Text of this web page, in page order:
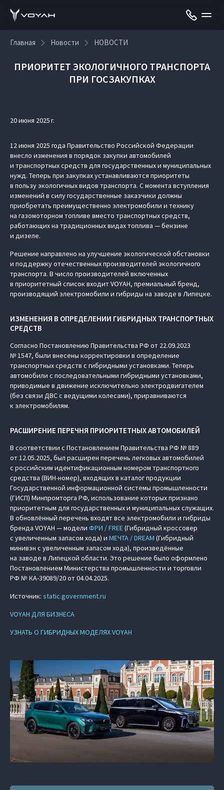
Главная Новости НОВОСТИ
ПРИОРИТЕТ ЭКОЛОГИЧНОГО ТРАНСПОРТА
ПРИ ГОСЗАКУПКАХ
20 июня 2025 г.
12 июня 2025 года Правительство Российской Федерации
внесло изменения в порядок закупки автомобилей
и транспортных средств для государственных и муниципальных
нужд. Теперь при закупках устанавливаются приоритеты
в пользу экологичных видов транспорта. С момента вступления
изменений в силу государственные заказчики должны
приобретать преимущественно электромобили и технику
на газомоторном топливе вместо транспортных средств,
работающих на традиционных видах топлива — бензине
и дизеле.
Решение направлено на улучшение экологической обстановки
и поддержку отечественных производителей экологичного
транспорта. В число производителей включенных
в приоритетный список входит VOYAH, премиальный бренд,
производящий электромобили и гибриды на заводе в Липецке.
ИЗМЕНЕНИЯ В ОПРЕДЕЛЕНИИ ГИБРИДНЫХ ТРАНСПОРТНЫХ
СРЕДСТВ
Согласно Постановлению Правительства РФ от 22.09.2023
№ 1547, были внесены корректировки в определение
транспортных средств с гибридными установками. Теперь
автомобили с последовательными гибридными установками,
приводимые в движение исключительно электродвигателем
(без связи ДВС с ведущими колесами), приравниваются
к электромобилям.
РАСШИРЕНИЕ ПЕРЕЧНЯ ПРИОРИТЕТНЫХ АВТОМОБИЛЕЙ
В соответствии с Постановлением Правительства РФ № 889
от 12.05.2025, был расширен перечень легковых автомобилей
с российским идентификационным номером транспортного
средства (ВИН-номер), входящих в каталог продукции
Государственной информационной системы промышленности
(ГИСП) Минпромторга РФ, использование которых признано
приоритетным для государственных и муниципальных служащих.
В обновлённый перечень входят все электромобили и гибриды
бренда VOYAH — модели ФРИ / FREE(Гибридный кроссовер
с увеличенным запасом хода) и МЕЧТА / DREAM (Гибридный
минивэн с увеличенным запасом хода), произведённые
на заводе в Липецкой области. Это решение было оформлено
Постановлением Министерства промышленности и торговли
РФ № КА-39089/20 от 04.04.2025.
Источник: static.government.ru
VOYAH ДЛЯ БИЗНЕСА
УЗНАТЬ О ГИБРИДНЫХ МОДЕЛЯХ VOYAH